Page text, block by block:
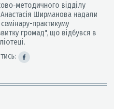
методичного відділу
Ширманова надали
практикуму
громад", що відбувся в